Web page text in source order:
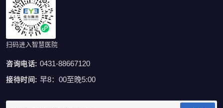
扫码进入智慧医院
咨询电话: 0431-88667120
接待时间: 早8：00至晚5:00